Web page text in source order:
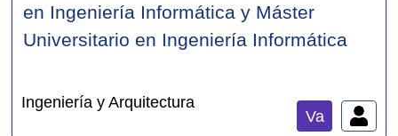
en Ingeniería Informática y Máster
Universitario en Ingeniería Informática
Ingeniería y Arquitectura
Va